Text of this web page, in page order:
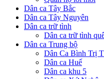
Dân ca Tây Bắc
Dân ca Tây Nguyên
Dân ca trữ tình
Dân ca trữ tình
Dân ca Trung bộ
Dân Ca Bình Trị
Dân ca Huế
Dân ca khu 5